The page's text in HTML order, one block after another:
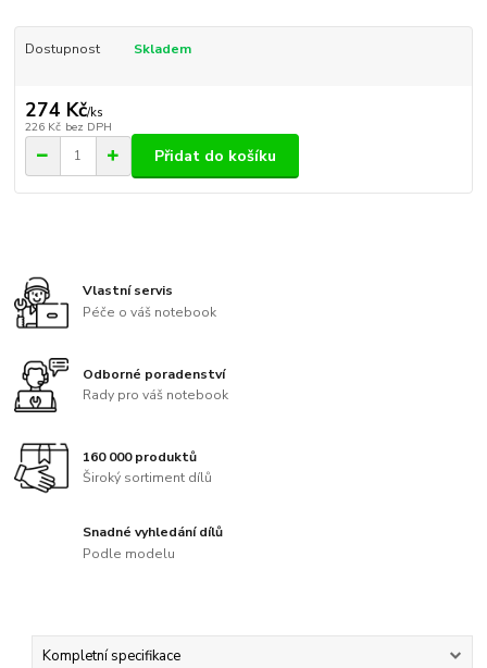
Dostupnost Skladem
274 Kč/ks
226 Kč bez DPH
Přidat do košíku
Vlastní servis
Péče o váš notebook
Odborné poradenství
Rady pro váš notebook
160 000 produktů
Široký sortiment dílů
Snadné vyhledání dílů
Podle modelu
Kompletní specifikace